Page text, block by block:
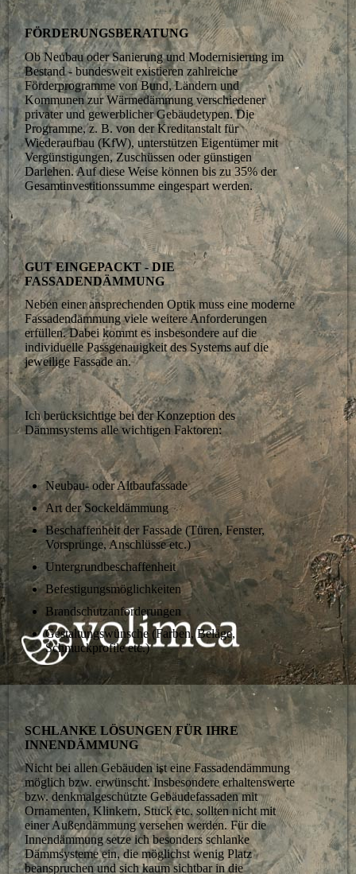
FÖRDERUNGSBERATUNG
Ob Neubau oder Sanierung und Modernisierung im
Bestand - bundesweit existieren zahlreiche
Förderprogramme von Bund, Ländern und
Kommunen zur Wärmedämmung verschiedener
privater und gewerblicher Gebäudetypen. Die
Programme, z. B. von der Kreditanstalt für
Wiederaufbau (KfW), unterstützen Eigentümer mit
Vergünstigungen, Zuschüssen oder günstigen
Darlehen. Auf diese Weise können bis zu 35% der
Gesamtinvestitionssumme eingespart werden.
GUT EINGEPACKT - DIE
FASSADENDÄMMUNG
Neben einer ansprechenden Optik muss eine moderne
Fassadendämmung viele weitere Anforderungen
erfüllen. Dabei kommt es insbesondere auf die
individuelle Passgenauigkeit des Systems auf die
jeweilige Fassade an.
Ich berücksichtige bei der Konzeption des
Dämmsystems alle wichtigen Faktoren:
Neubau- oder Altbaufassade
Art der Sockeldämmung
Beschaffenheit der Fassade (Türen, Fenster,
Vorsprünge, Anschlüsse etc.)
Untergrundbeschaffenheit
Befestigungsmöglichkeiten
Brandschutzanforderungen
Gestaltungswünsche (Farben, Beläge,
Schmuckprofile etc.)
SCHLANKE LÖSUNGEN FÜR IHRE
INNENDÄMMUNG
Nicht bei allen Gebäuden ist eine Fassadendämmung
möglich bzw. erwünscht. Insbesondere erhaltenswerte
bzw. denkmalgeschützte Gebäudefassaden mit
Ornamenten, Klinkern, Stuck etc. sollten nicht mit
einer Außendämmung versehen werden. Für die
Innendämmung setze ich besonders schlanke
Dämmsysteme ein, die möglichst wenig Platz
beanspruchen und sich kaum sichtbar in die